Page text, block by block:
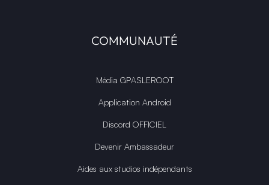
COMMUNAUTÉ
Média GPASLEROOT
Application Android
Discord OFFICIEL
Devenir Ambassadeur
Aides aux studios indépendants